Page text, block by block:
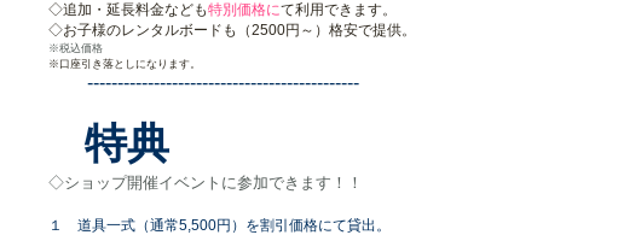
◇追加・延長料金なども特別価格にて利用できます。
◇お子様のレンタルボードも（2500円～）格安で提供。​
※税込価格
※口座引き落としになります。
---------------------------------------------
特典
◇ショップ開催イベントに参加できます！！
１ 道具一式（通常5,500円）を割引価格にて貸出。